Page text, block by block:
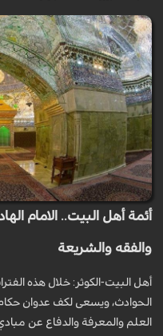
والفقه والشريعة
أهل البيت-الكوثر: خلال هذه
الحوادث، ويسعى لکف عدوان
العلم والمعرفة والدفاع عن